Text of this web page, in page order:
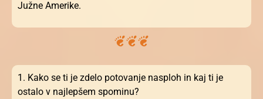
Južne Amerike.
1. Kako se ti je zdelo potovanje nasploh in kaj ti je
ostalo v najlepšem spominu?